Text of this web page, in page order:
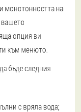
монотонността на
вашето
опция ви
към менюто.
бъде следния
с вряла вода;